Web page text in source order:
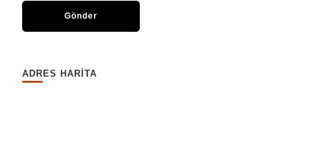
ADRES HARİTA